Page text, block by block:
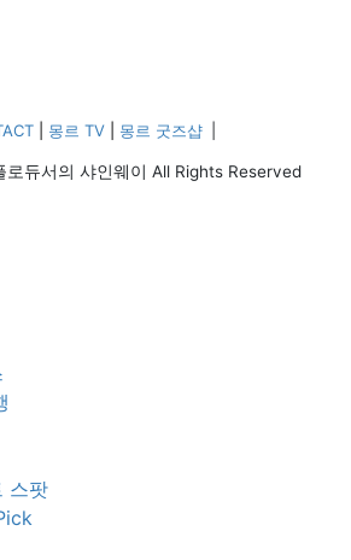
몽르 TV 몽르 굿즈샵
듀서의 샤인웨이 All Rights Reserved
스팟